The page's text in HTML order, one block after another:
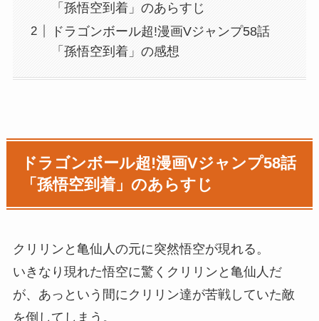
「孫悟空到着」のあらすじ
ドラゴンボール超!漫画Vジャンプ58話
「孫悟空到着」の感想
ドラゴンボール超!漫画Vジャンプ58話
「孫悟空到着」のあらすじ
クリリンと亀仙人の元に突然悟空が現れる。
いきなり現れた悟空に驚くクリリンと亀仙人だ
が、あっという間にクリリン達が苦戦していた敵
を倒してしまう。